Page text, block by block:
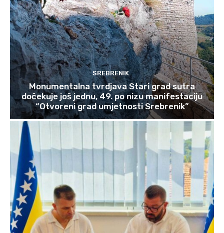
SREBRENIK
Monumentalna tvrdjava Stari grad sutra
dočekuje još jednu, 49. po nizu manifestaciju
“Otvoreni grad umjetnosti Srebrenik”